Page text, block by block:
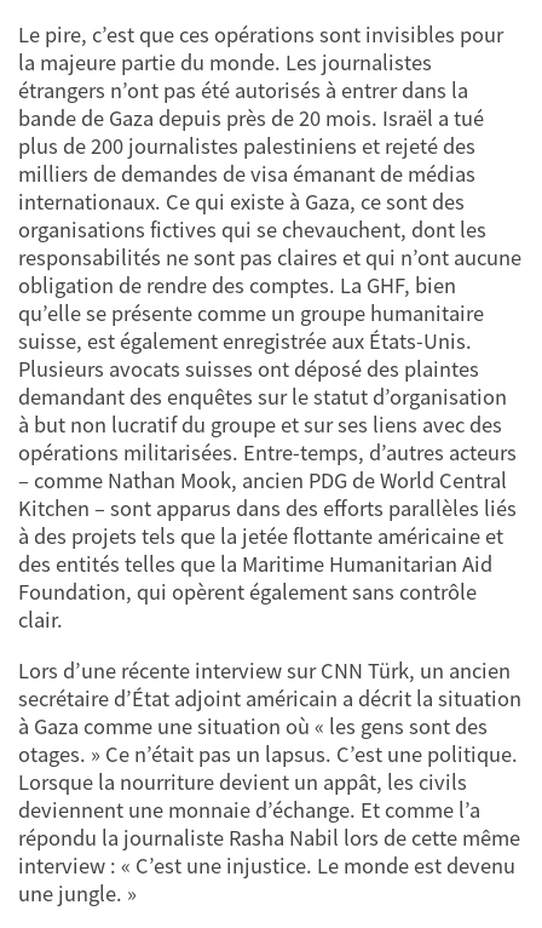
Le pire, c’est que ces opérations sont invisibles pour
la majeure partie du monde. Les journalistes
étrangers n’ont pas été autorisés à entrer dans la
bande de Gaza depuis près de 20 mois. Israël a tué
plus de 200 journalistes palestiniens et rejeté des
milliers de demandes de visa émanant de médias
internationaux. Ce qui existe à Gaza, ce sont des
organisations fictives qui se chevauchent, dont les
responsabilités ne sont pas claires et qui n’ont aucune
obligation de rendre des comptes. La GHF, bien
qu’elle se présente comme un groupe humanitaire
suisse, est également enregistrée aux États-Unis.
Plusieurs avocats suisses ont déposé des plaintes
demandant des enquêtes sur le statut d’organisation
à but non lucratif du groupe et sur ses liens avec des
opérations militarisées. Entre-temps, d’autres acteurs
– comme Nathan Mook, ancien PDG de World Central
Kitchen – sont apparus dans des efforts parallèles liés
à des projets tels que la jetée flottante américaine et
des entités telles que la Maritime Humanitarian Aid
Foundation, qui opèrent également sans contrôle
clair.
Lors d’une récente interview sur CNN Türk, un ancien
secrétaire d’État adjoint américain a décrit la situation
à Gaza comme une situation où « les gens sont des
otages. » Ce n’était pas un lapsus. C’est une politique.
Lorsque la nourriture devient un appât, les civils
deviennent une monnaie d’échange. Et comme l’a
répondu la journaliste Rasha Nabil lors de cette même
interview : « C’est une injustice. Le monde est devenu
une jungle. »